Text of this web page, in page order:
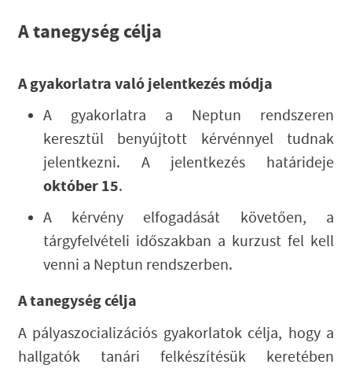
A tanegység célja
A gyakorlatra való jelentkezés módja
A gyakorlatra a Neptun rendszeren
keresztül benyújtott kérvénnyel tudnak
jelentkezni. A jelentkezés határideje
október 15.
A kérvény elfogadását követően, a
tárgyfelvételi időszakban a kurzust fel kell
venni a Neptun rendszerben.
A tanegység célja
A pályaszocializációs gyakorlatok célja, hogy a
hallgatók tanári felkészítésük keretében